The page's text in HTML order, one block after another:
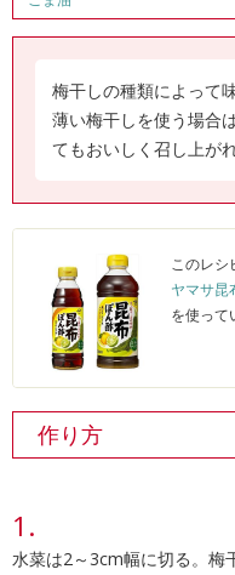
梅干しの種類によって
薄い梅干しを使う場合
てもおいしく召し上がれ
このレシ
ヤマサ昆
を使って
作り方
水菜は2～3cm幅に切る。梅